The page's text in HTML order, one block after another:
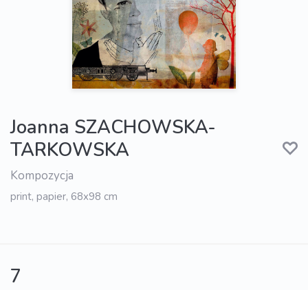
Joanna SZACHOWSKA-
TARKOWSKA
Kompozycja
print, papier, 68x98 cm
7